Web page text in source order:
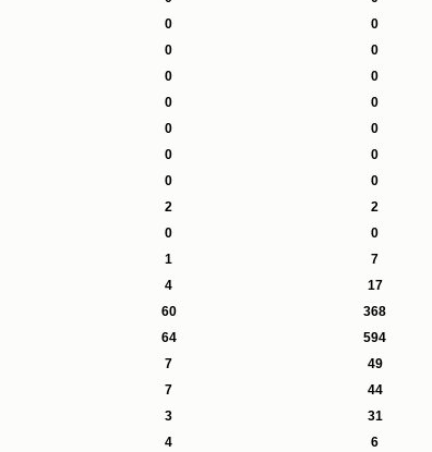
0 0
0 0
0 0
0 0
0 0
0 0
0 0
2 2
0 0
1 7
4 17
60 368
64 594
7 49
7 44
3 31
4 6